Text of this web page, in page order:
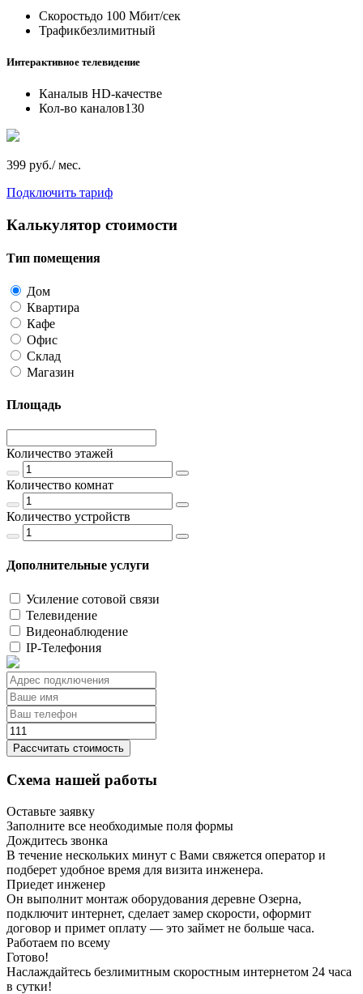
Скоростьдо 100 Мбит/сек
Трафикбезлимитный
Интерактивное телевидение
Каналыв HD-качестве
Кол-во каналов130
399 руб./ мес.
Подключить тариф
Калькулятор стоимости
Тип помещения
Дом
Квартира
Кафе
Офис
Склад
Магазин
Площадь
Количество этажей
Количество комнат
Количество устройств
Дополнительные услуги
Усиление сотовой связи
Телевидение
Видеонаблюдение
IP-Телефония
Рассчитать стоимость
Схема нашей работы
Оставьте заявку
Заполните все необходимые поля формы
Дождитесь звонка
В течение нескольких минут с Вами свяжется оператор и
подберет удобное время для визита инженера.
Приедет инженер
Он выполнит монтаж оборудования деревне Озерна,
подключит интернет, сделает замер скорости, оформит
договор и примет оплату — это займет не больше часа.
Работаем по всему
Готово!
Наслаждайтесь безлимитным скоростным интернетом 24 часа
в сутки!